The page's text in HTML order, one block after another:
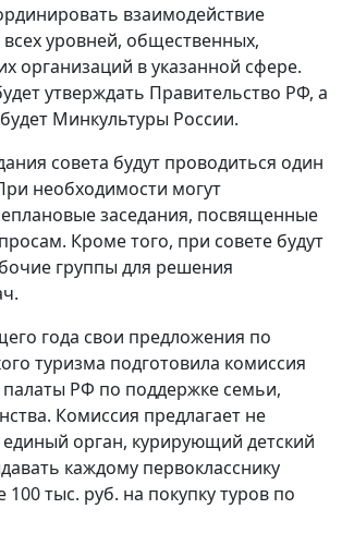
взаимодействие
всех уровней, общественных,
организаций в указанной сфере.
утверждать Правительство РФ, а
Минкультуры России.
совета будут проводиться один
необходимости могут
заседания, посвященные
Кроме того, при совете будут
группы для решения
года свои предложения по
туризма подготовила комиссия
РФ по поддержке семьи,
Комиссия предлагает не
единый орган, курирующий детский
каждому первокласснику
100 тыс. руб. на покупку туров по